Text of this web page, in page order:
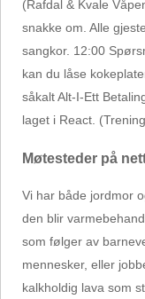
(Rafdal & Kvale
snakke om. Alle
sangkor. 12:00
kan du låse
såkalt Alt-I-Ett
laget i React.
Møtesteder på
Vi har både jordmor
den blir
som følger av
mennesker, eller
kalkholdig lava som